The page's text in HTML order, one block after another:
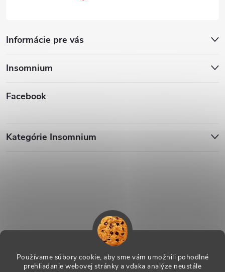
Používame súbory cookie, aby sme vám umožnili pohodlné
prehliadanie webovej stránky a vďaka analýze neustále
Informácie pre vás
Insomnium
Facebook
Kategórie Insomnium